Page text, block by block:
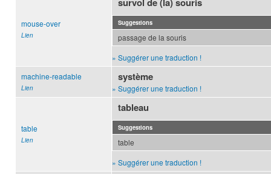
mouse-over
Lien
survol de (la) souris
Suggestions
passage de la souris
» Suggérer une traduction !
machine-readable
Lien
système
» Suggérer une traduction !
table
Lien
tableau
Suggestions
table
» Suggérer une traduction !